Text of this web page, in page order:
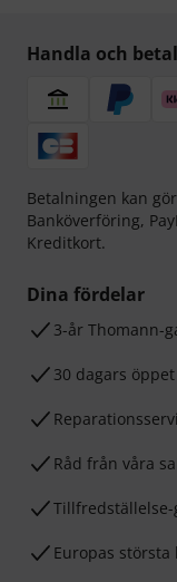
Handla och
Betalningen kan
Banköverföring,
Kreditkort.
Dina fördelar
3-år Thomann-
30 dagars
Råd från våra
Tillfredställelse-
Europas största